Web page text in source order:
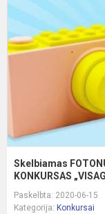
Skelbiamas
KONKURSAS
Paskelbta: 2020-06-15
Kategorija: Konkursai